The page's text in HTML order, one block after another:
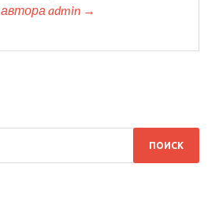
автора admin →